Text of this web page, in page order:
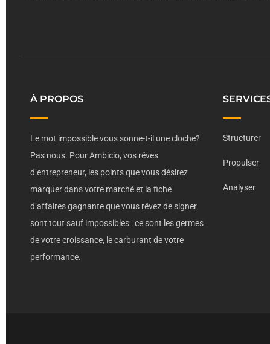
À PROPOS
Le mot impossible vous sonne-t-il une cloche?
Pas nous. Pour Ambicio, vos rêves
d’entrepreneur, les points que vous désirez
marquer dans votre marché et la fiche
d’affaires gagnante que vous rêvez de signer
sont tout sauf impossibles : ce sont les germes
de votre croissance, le carburant de votre
performance.
Structurer
Propulser
Analyser